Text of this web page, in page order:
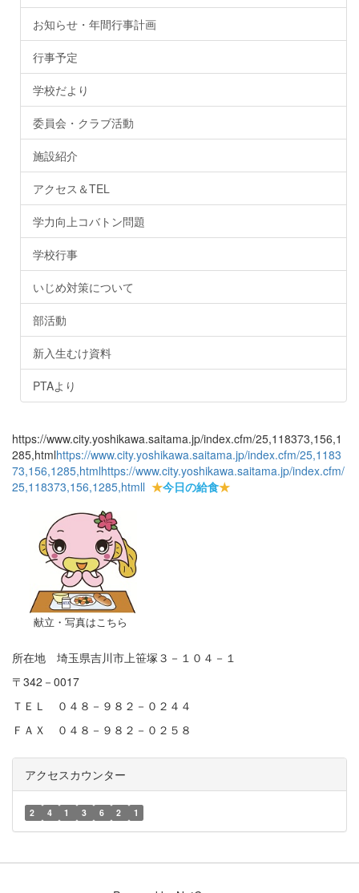
お知らせ・年間行事計画
行事予定
学校だより
委員会・クラブ活動
施設紹介
アクセス＆TEL
学力向上コバトン問題
学校行事
いじめ対策について
部活動
新入生むけ資料
PTAより
https://www.city.yoshikawa.saitama.jp/index.cfm/25,118373,156,1
285,htmlhttps://www.city.yoshikawa.saitama.jp/index.cfm/25,1183
73,156,1285,htmlhttps://www.city.yoshikawa.saitama.jp/index.cfm/
25,118373,156,1285,htmll ★今日の給食★
献立・写真はこちら
所在地 埼玉県吉川市上笹塚３－１０４－１
〒342－0017
ＴＥＬ ０４８－９８２－０２４４
ＦＡＸ ０４８－９８２－０２５８
アクセスカウンター
2 4 1 3 6 2 1